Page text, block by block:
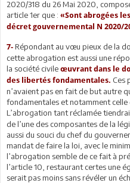
2020/318 du 26 Mai 2020,
article 1er que : «Sont abrogées
décret gouvernemental N 2020/
7- Répondant au vœu pieux de la
cette abrogation est aussi une
la société civile œuvrant dans le
des libertés fondamentales. Ces
n’avaient pas en fait de but autre
fondamentales et notamment celle
L’abrogation tant réclamée
de l’une des composantes de la
aussi du souci du chef du
mandat de faire la loi, avec le
l’abrogation semble de ce fait à
l’article 10, restaurant certes une
serait pas moins sans révéler un